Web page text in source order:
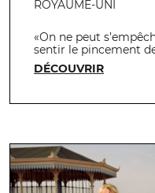
ROYAUME-UNI
«On ne peut
sentir le pincement
DÉCOUVRIR